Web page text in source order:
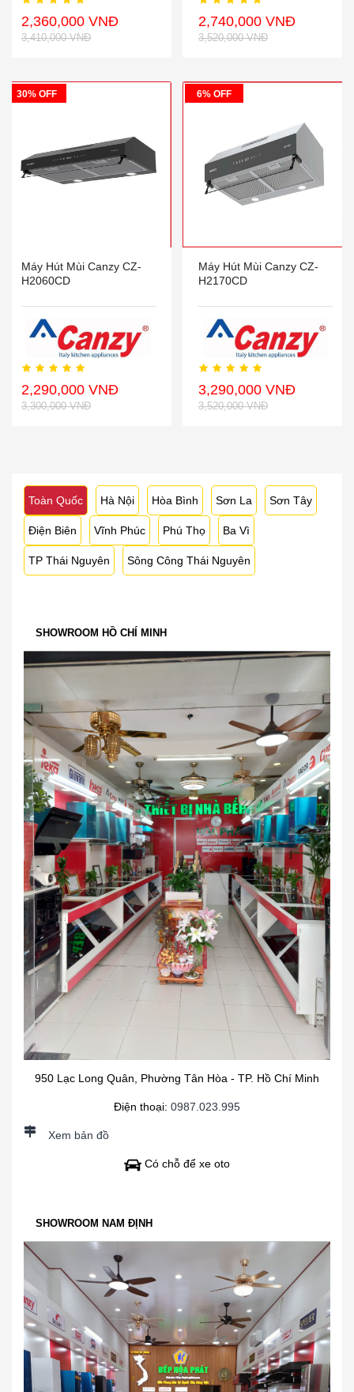
2,360,000 VNĐ
3,410,000 VNĐ
2,740,000 VNĐ
3,520,000 VNĐ
30% OFF
Máy Hút Mùi Canzy CZ-
H2060CD
2,290,000 VNĐ
3,300,000 VNĐ
6% OFF
Máy Hút Mùi Canzy CZ-
H2170CD
3,290,000 VNĐ
3,520,000 VNĐ
Toàn Quốc Hà Nội Hòa Bình Sơn La Sơn Tây
Điện Biên Vĩnh Phúc Phú Thọ Ba Vì
TP Thái Nguyên Sông Công Thái Nguyên
SHOWROOM HỒ CHÍ MINH
950 Lạc Long Quân, Phường Tân Hòa - TP. Hồ Chí Minh
Điện thoại: 0987.023.995
Xem bản đồ
Có chỗ để xe oto
SHOWROOM NAM ĐỊNH